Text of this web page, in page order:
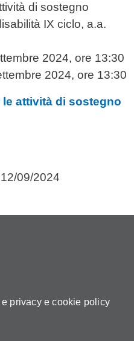
di sostegno
IX ciclo, a.a.
2024, ore 13:30
2024, ore 13:30
attività di sostegno
12/09/2024
privacy e cookie policy